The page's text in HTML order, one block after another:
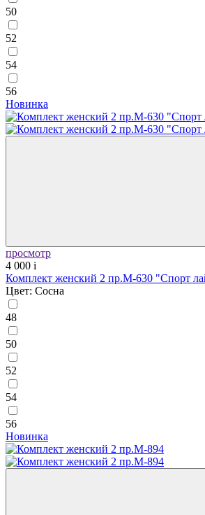
50
52
54
56
Новинка
просмотр
4 000 i
Комплект женский 2 пр.М-630 "Спорт
Цвет: Сосна
48
50
52
54
56
Новинка